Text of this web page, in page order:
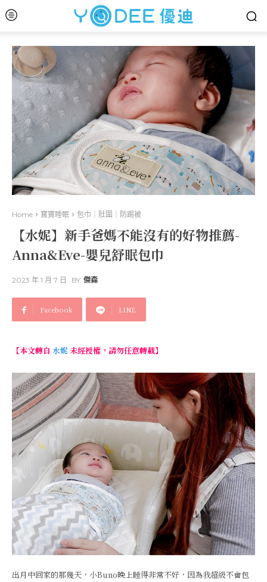
Home 寶寶睡眠 包巾｜肚圍｜防踢被
【水妮】新手爸媽不能沒有的好物推薦-
Anna&Eve-嬰兒舒眠包巾
2023 年 1 月 7 日 BY 傑森
Facebook LINE
【本文轉自 水妮未經授權，請勿任意轉載】
出月中回家的那幾天，小Buno晚上睡得非常不好，因為我超級不會包